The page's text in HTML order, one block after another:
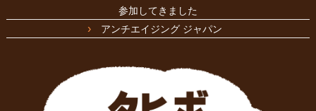
参加してきました
アンチエイジング ジャパン